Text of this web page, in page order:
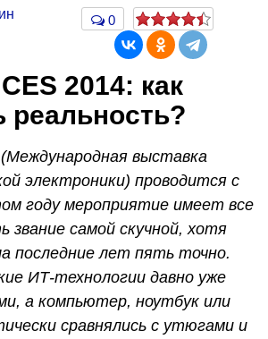
0
2014: как
реальность?
выставка
электроники) проводится с
году мероприятие имеет все
звание самой скучной, хотя
последние лет пять точно.
ИТ-технологии давно уже
а компьютер, ноутбук или
сравнялись с утюгами и